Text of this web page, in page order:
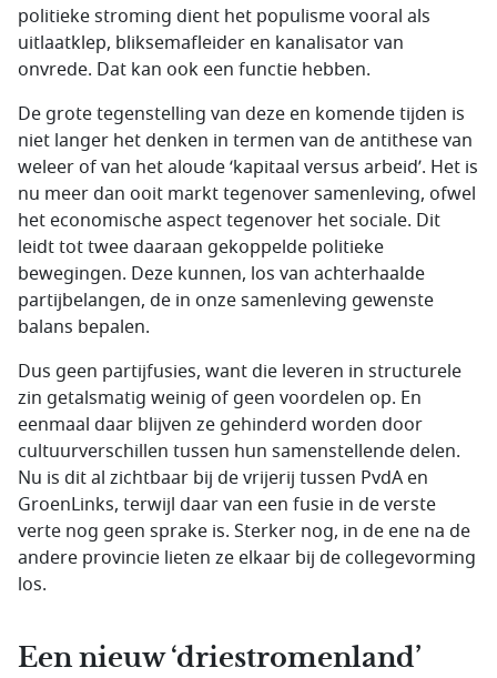
politieke stroming dient het populisme vooral als
uitlaatklep, bliksemafleider en kanalisator van
onvrede. Dat kan ook een functie hebben.
De grote tegenstelling van deze en komende tijden is
niet langer het denken in termen van de antithese van
weleer of van het aloude ‘kapitaal versus arbeid’. Het is
nu meer dan ooit markt tegenover samenleving, ofwel
het economische aspect tegenover het sociale. Dit
leidt tot twee daaraan gekoppelde politieke
bewegingen. Deze kunnen, los van achterhaalde
partijbelangen, de in onze samenleving gewenste
balans bepalen.
Dus geen partijfusies, want die leveren in structurele
zin getalsmatig weinig of geen voordelen op. En
eenmaal daar blijven ze gehinderd worden door
cultuurverschillen tussen hun samenstellende delen.
Nu is dit al zichtbaar bij de vrijerij tussen PvdA en
GroenLinks, terwijl daar van een fusie in de verste
verte nog geen sprake is. Sterker nog, in de ene na de
andere provincie lieten ze elkaar bij de collegevorming
los.
Een nieuw ‘driestromenland’